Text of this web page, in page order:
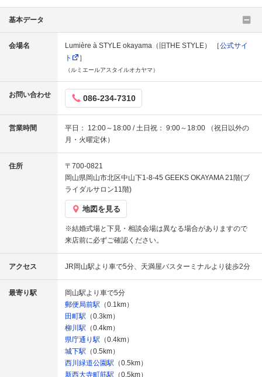
基本データ
会場名 Lumière à STYLE okayama（旧THE STYLE） ［公式サイ
ト
］
（ルミエールアスタイルオカヤマ）
お問い合わせ 086-234-7310
営業時間
平日： 12:00～18:00 / 土日祝： 9:00～18:00 （祝日以外の
月・火曜定休）
住所
〒700-0821
岡山県岡山市北区中山下1-8-45 GEEKS OKAYAMA 21階(ブ
ライダルサロン11階)
地図を見る
※結婚式場と下見・相談会場は異なる場合がありますので
来店前に必ずご確認ください。
アクセス JR岡山駅より車で5分、天満屋バスターミナルより徒歩2分
最寄り駅
岡山駅より車で5分
郵便局前駅 （0.1km）
田町駅 （0.3km）
柳川駅 （0.4km）
県庁通り駅 （0.4km）
城下駅 （0.5km）
西川緑道公園駅 （0.5km）
新西大寺町筋駅 （0.5km）